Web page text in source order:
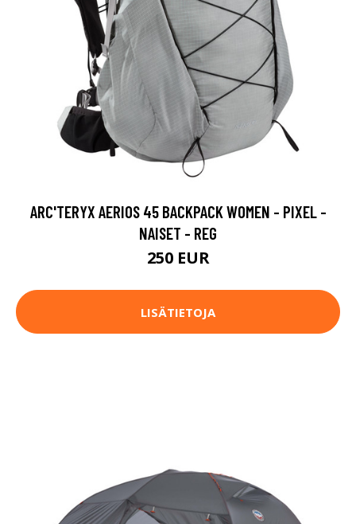
ARC'TERYX AERIOS 45 BACKPACK WOMEN - PIXEL -
NAISET - REG
250 EUR
LISÄTIETOJA